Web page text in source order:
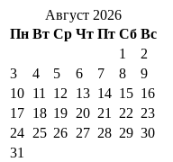
Август 2026
Пн Вт Ср Чт Пт Сб Вс
1
2
3
4 5 6 7 8
9
10 11 12 13 14 15 16
17 18 19 20 21 22 23
24 25 26 27 28 29 30
31